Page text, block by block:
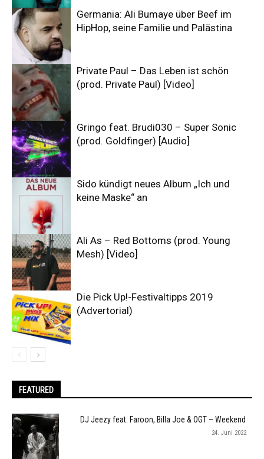
Germania: Ali Bumaye über Beef im
HipHop, seine Familie und Palästina
Private Paul – Das Leben ist schön
(prod. Private Paul) [Video]
Gringo feat. Brudi030 – Super Sonic
(prod. Goldfinger) [Audio]
Sido kündigt neues Album „Ich und
keine Maske“ an
Ali As – Red Bottoms (prod. Young
Mesh) [Video]
Die Pick Up!-Festivaltipps 2019
(Advertorial)
FEATURED
DJ Jeezy feat. Faroon, Billa Joe & OGT – Weekend
24. Juni 2022